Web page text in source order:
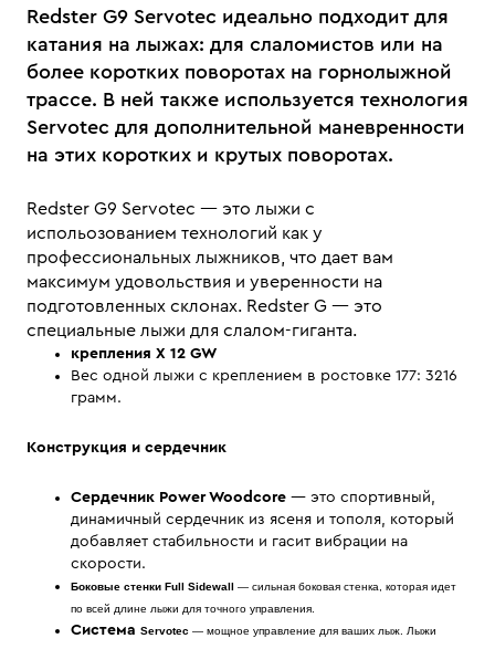
Redster G9 Servotec идеально подходит для
катания на лыжах: для слаломистов или на
более коротких поворотах на горнолыжной
трассе. В ней также используется технология
Servotec для дополнительной маневренности
на этих коротких и крутых поворотах.
Redster G9 Servotec — это лыжи с
испольозованием технологий как у
профессиональных лыжников, что дает вам
максимум удовольствия и уверенности на
подготовленных склонах. Redster G — это
специальные лыжи для слалом-гиганта.
крепления X 12 GW
Вес одной лыжи с креплением в ростовке 177: 3216
грамм.
Конструкция и сердечник
Сердечник Power Woodcore — это спортивный,
динамичный сердечник из ясеня и тополя, который
добавляет стабильности и гасит вибрации на
скорости.
Боковые стенки Full Sidewall — сильная боковая стенка, которая идет
по всей длине лыжи для точного управления.
Система Servotec — мощное управление для ваших лыж. Лыжи